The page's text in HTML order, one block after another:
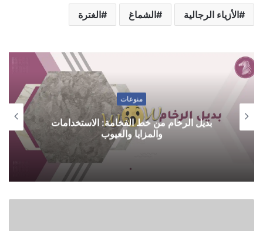
الأزياء الرجالية الشماغ الغترة
منوعات
بديل الرخام من خط الفخامة: الاستخدامات
والمزايا والعيوب